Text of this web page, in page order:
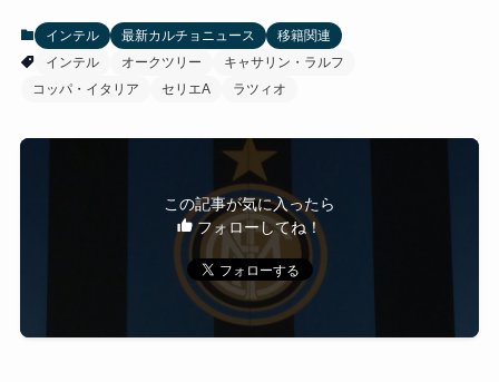
インテル 最新カルチョニュース
移籍関連
インテル
オークツリー
キャサリン・ラルフ
コッパ・イタリア
セリエA ラツィオ
この記事が気に入ったら
フォローしてね！